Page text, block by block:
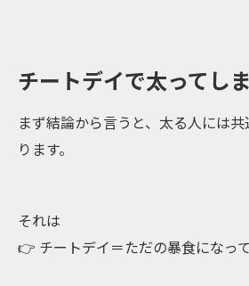
チートデイで太ってし
まず結論から言うと、太る人には
ります。
それは
👉 チートデイ＝ただの暴食になっ